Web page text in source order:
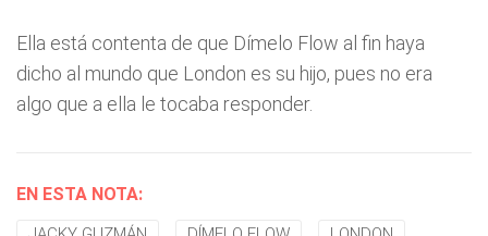
Ella está contenta de que Dímelo Flow al fin haya
dicho al mundo que London es su hijo, pues no era
algo que a ella le tocaba responder.
EN ESTA NOTA: